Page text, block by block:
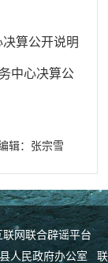
算公开说明
中心决算公
辑：张宗雪
联网联合辟谣平台
人民政府办公室 联